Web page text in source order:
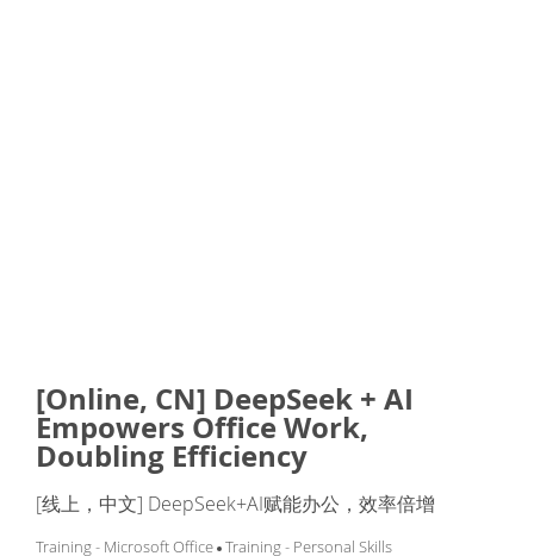
[Online, CN] DeepSeek + AI
Empowers Office Work,
Doubling Efficiency
[线上，中文] DeepSeek+AI赋能办公，效率倍增
Training - Microsoft Office Training - Personal Skills